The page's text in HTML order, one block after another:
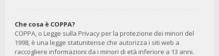
Che cosa è COPPA?
COPPA, o Legge sulla Privacy per la protezione dei minori del
1998, è una legge statunitense che autorizza i siti web a
raccogliere informazioni da i minori di età inferiore a 13 anni.